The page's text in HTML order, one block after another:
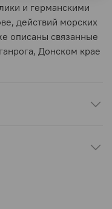
и германскими
действий морских
описаны связанные
Донском крае